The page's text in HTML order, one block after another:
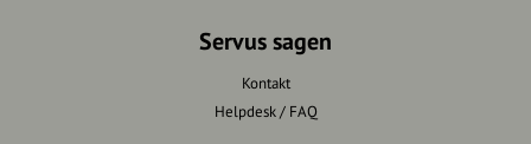
Servus sagen
Kontakt
Helpdesk / FAQ